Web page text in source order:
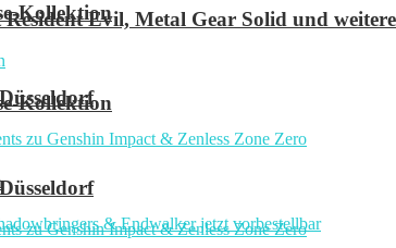
KollektionEvil, Metal Gear Solid und
Kollektion